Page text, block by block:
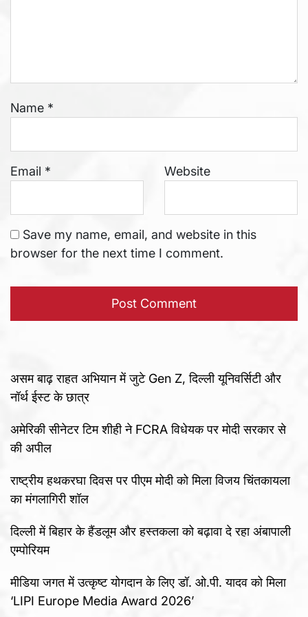
Name *
Email * Website
Save my name, email, and website in this
browser for the next time I comment.
असम बाढ़ राहत अभियान में जुटे Gen Z, दिल्ली यूनिवर्सिटी और
नॉर्थ ईस्ट के छात्र
अमेरिकी सीनेटर टिम शीही ने FCRA विधेयक पर मोदी सरकार से
की अपील
राष्ट्रीय हथकरघा दिवस पर पीएम मोदी को मिला विजय चिंतकायला
का मंगलागिरी शॉल
दिल्ली में बिहार के हैंडलूम और हस्तकला को बढ़ावा दे रहा अंबापाली
एम्पोरियम
मीडिया जगत में उत्कृष्ट योगदान के लिए डॉ. ओ.पी. यादव को मिला
‘LIPI Europe Media Award 2026’